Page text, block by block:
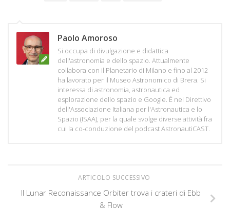
Paolo Amoroso
Si occupa di divulgazione e didattica
dell'astronomia e dello spazio. Attualmente
collabora con il Planetario di Milano e fino al 2012
ha lavorato per il Museo Astronomico di Brera. Si
interessa di astronomia, astronautica ed
esplorazione dello spazio e Google. È nel Direttivo
dell'Associazione Italiana per l'Astronautica e lo
Spazio (ISAA), per la quale svolge diverse attività fra
cui la co-conduzione del podcast AstronautiCAST.
ARTICOLO SUCCESSIVO
Il Lunar Reconaissance Orbiter trova i crateri di Ebb
& Flow